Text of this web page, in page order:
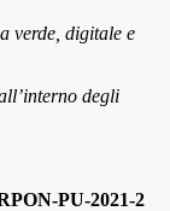
verde, digitale e
degli
PU-2021-2